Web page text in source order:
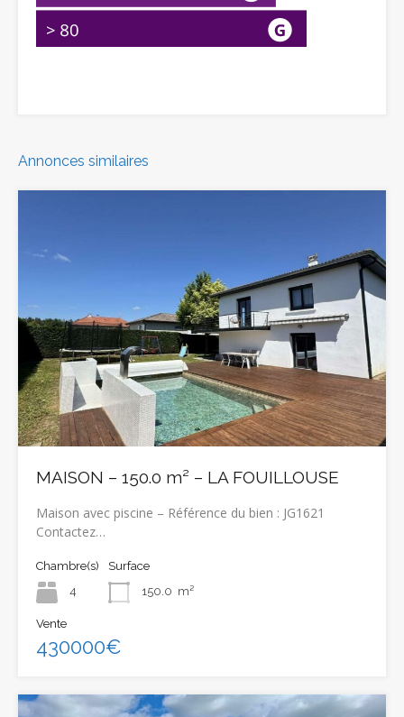
Annonces similaires
MAISON – 150.0 m² – LA FOUILLOUSE
Maison avec piscine – Référence du bien : JG1621
Contactez…
Chambre(s)
4
Surface
150.0 m²
Vente
430000€